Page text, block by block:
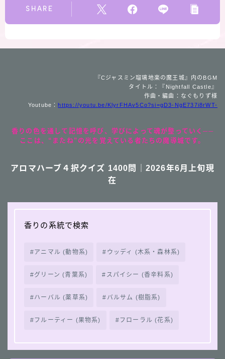
SHARE
『Cジャスミン瑠璃地楽の魔王城』内のBGM
タイトル：『Nightfall Castle』
作曲・編曲：なぐもりず様
Youtube： https://youtu.be/KlyrFHAv5Co?si=gD3-NgE737i8rWT-
香りの色を通して記憶を呼び、学びによって魂が整っていく──
ここは、“またね”の光を覚えている者たちの魔導城です。
アロマハーブ４択クイズ 1400問｜2026年6月上旬現
在
香りの系統で検索
アニマル (動物系) ウッディ (木系・森林系)
グリーン (青葉系) スパイシー (香辛料系)
ハーバル (薬草系) バルサム (樹脂系)
フルーティー (果物系) フローラル (花系)